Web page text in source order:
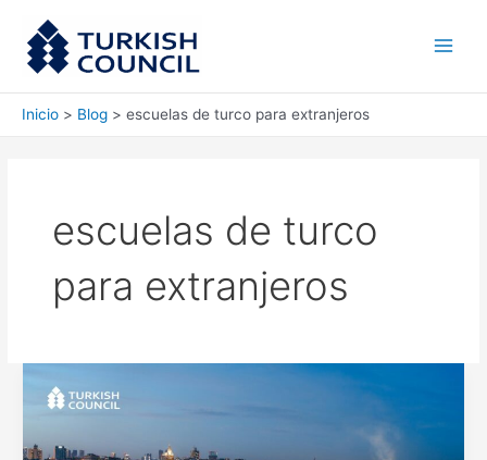
contenido
Inicio Blog escuelas de turco para extranjeros
escuelas de turco
para extranjeros
de
acreditadas